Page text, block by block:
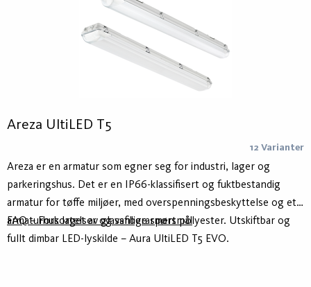
Areza UltiLED T5
12 Varianter
Areza er en armatur som egner seg for industri, lager og
parkeringshus. Det er en IP66-klassifisert og fuktbestandig
armatur for tøffe miljøer, med overspenningsbeskyttelse og et
armaturhus laget av glassfiberarmert polyester. Utskiftbar og
fullt dimbar LED-lyskilde – Aura UltiLED T5 EVO.
FAQ – Forkortelser og vanlige spørsmål